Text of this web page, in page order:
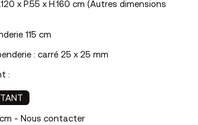
x P.55 x H.160 cm (Autres dimensions
115 cm
: carré 25 x 25 mm
:
cm - Nous contacter